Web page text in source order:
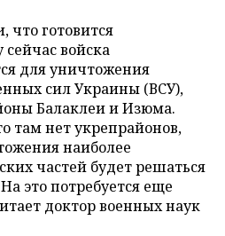
что готовится
войска
для уничтожения
сил Украины (ВСУ),
Балаклеи и Изюма.
там нет укрепрайонов,
наиболее
частей будет решаться
это потребуется еще
доктор военных наук